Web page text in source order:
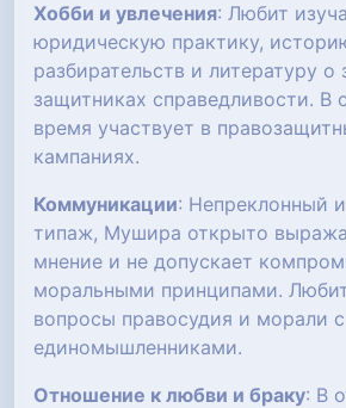
Хобби и увлечения: Любит
юридическую практику,
разбирательств и литературу о
защитниках справедливости. В
время участвует в
кампаниях.
Коммуникации: Непреклонный
типаж, Мушира открыто
мнение и не допускает
моральными принципами.
вопросы правосудия и морали с
единомышленниками.
Отношение к любви и браку: В